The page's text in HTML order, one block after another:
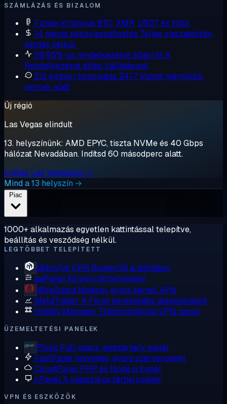
SZÁMLÁZÁS ÉS BIZALOM
Fizess kriptóval BTC, XMR, USDT és több
14 napos pénzvisszafizetés Teljes visszatérítés,
kérdés nélkül
99,95%-os rendelkezésre állási SLA
Rendelkezésre állási vállalásunk
Élő emberi támogatás 24/7Valódi mérnökök,
percek alatt
Új régió
Las Vegas elindult
13. helyszínünk: AMD EPYC, tiszta NVMe és 40 Gbps
hálózat Nevadában. Indítsd 60 másodperc alatt.
Indítás Las Vegasban →
Mind a 13 helyszín →
1000+ alkalmazás egyetlen kattintással telepítve,
beállítás és vesződség nélkül.
LEGTÖBBET TELEPÍTETT
MikroTik CHR RouterOS a felhőben
aaPanel Könnyű tárhelypanel
WireGuard Modern, gyors kernel VPN
MetaTrader 4 Forex kereskedés alapstandard
Hiddify Manager Többprotokollú VPN panel
ÜZEMELTETÉSI PANELEK
Plesk Full-stack webtárhely panel
FastPanel Ingyenes, gyors szerverpanel
CloudPanel PHP és Node.js panel
cPanelA klasszikus tárhelypanel
VPN ÉS ESZKÖZÖK